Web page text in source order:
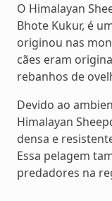
O Himalayan
Bhote Kukur, é
originou nas
cães eram
rebanhos de
Devido ao
Himalayan
densa e
Essa pelagem
predadores na